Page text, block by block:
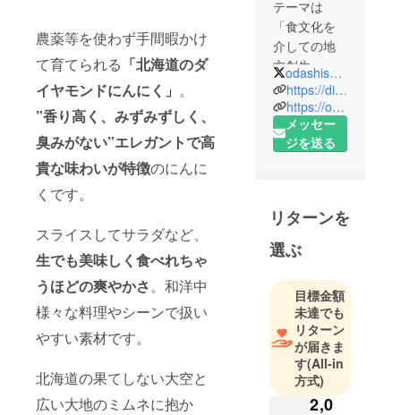
農薬等を使わず手間暇かけ
て育てられる 「北海道のダ
イヤモンドにんにく」 。
”香り高く、みずみずしく、
臭みがない”エレガントで高
貴な味わいが特徴のにんに
くです。
スライスしてサラダなど、
生でも美味しく食べれちゃ
うほどの爽やかさ。和洋中
様々な料理やシーンで扱い
やすい素材です。
北海道の果てしない大空と
広い大地のミムネに抱か
テーマは
「食文化を
介しての地
方創生」。
イタリア帰
りの料理
人。ミラノ
近郊星付き
たのは現地
のスロウ
フード文化
とそれによ
る地方創
生。この文
化を日本で
も体現した
い！
食材の生産
odashishokudo
https://diamondninniku.com/
https://odashishokudo.com/
メッセー
ジを送る
リターンを
選ぶ
目標金額
未達でも
リターン
が届きま
す(All-in
方式)
2,0